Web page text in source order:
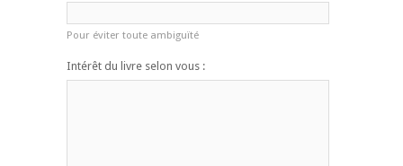
Pour éviter toute ambiguïté
Intérêt du livre selon vous :